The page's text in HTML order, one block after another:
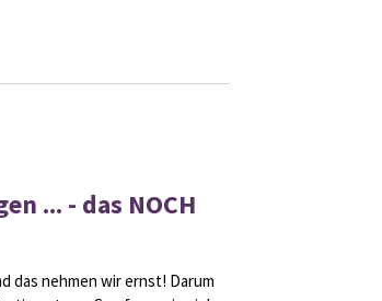
... - das NOCH
das nehmen wir ernst! Darum